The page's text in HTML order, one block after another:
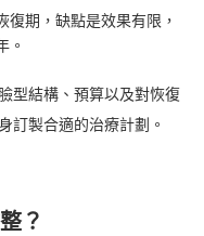
復期，缺點是效果有限，
。
型結構、預算以及對恢復
訂製合適的治療計劃。
？